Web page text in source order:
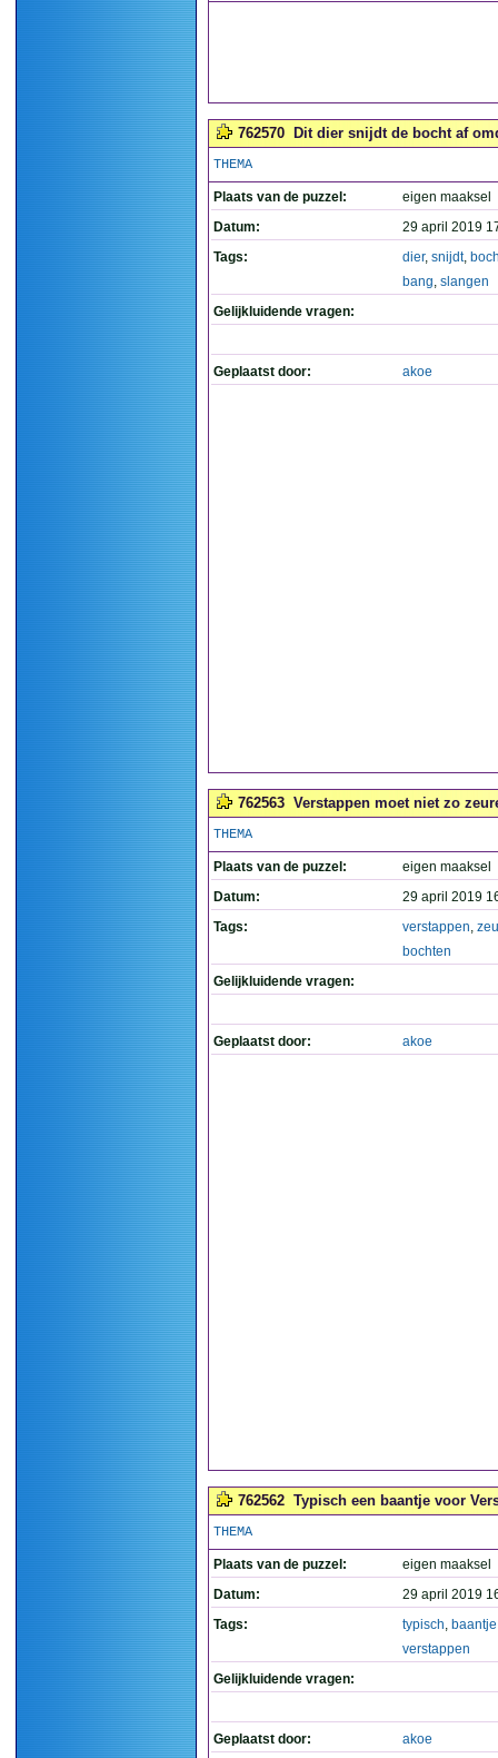
762570 Dit dier snijdt de bocht af
THEMA
Plaats van de puzzel:
eigen maaksel
Datum:
29 april 2019
Tags:
dier, snijdt,
bang, slangen
Gelijkluidende vragen:
Geplaatst door: akoe
762563 Verstappen moet niet zo
THEMA
Plaats van de puzzel:
eigen maaksel
Datum:
29 april 2019
Tags:
verstappen,
bochten
Gelijkluidende vragen:
Geplaatst door: akoe
762562 Typisch een baantje voor
THEMA
Plaats van de puzzel:
eigen maaksel
Datum:
29 april 2019
Tags:
typisch, baantje
verstappen
Gelijkluidende vragen:
Geplaatst door: akoe